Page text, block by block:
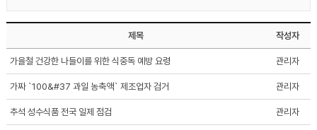
제목 작성자
가을철 건강한 나들이를 위한 식중독 예방 요령 관리자
가짜 `100&#37 과일 농축액` 제조업자 검거 관리자
추석 성수식품 전국 일제 점검 관리자